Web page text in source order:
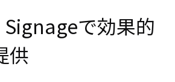
で効果的
供